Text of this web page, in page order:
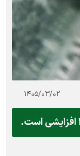
۱۴۰۵/۰۳/۰۲